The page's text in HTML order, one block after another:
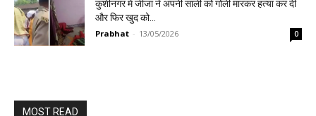
कुशीनगर में जीजा ने अपनी साली को गोली मारकर हत्या कर दी
और फिर खुद को…
Prabhat - 13/05/2026 0
MOST READ